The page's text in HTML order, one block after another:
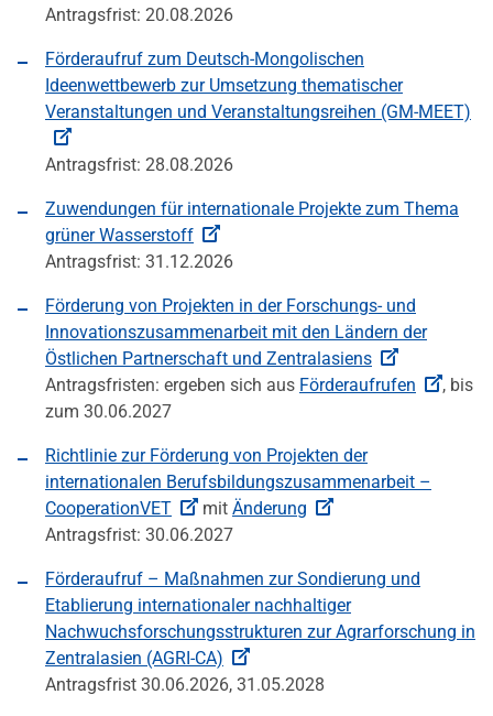
Antragsfrist: 20.08.2026
Förderaufruf zum Deutsch-Mongolischen
Ideenwettbewerb zur Umsetzung thematischer
Veranstaltungen und Veranstaltungsreihen (GM-MEET)
Antragsfrist: 28.08.2026
Zuwendungen für internationale Projekte zum Thema
grüner Wasserstoff
Antragsfrist: 31.12.2026
Förderung von Projekten in der Forschungs- und
Innovationszusammenarbeit mit den Ländern der
Östlichen Partnerschaft und Zentralasiens
Antragsfristen: ergeben sich aus Förderaufrufen
, bis
zum 30.06.2027
Richtlinie zur Förderung von Projekten der
internationalen Berufsbildungszusammenarbeit –
CooperationVET
mit Änderung
Antragsfrist: 30.06.2027
Förderaufruf – Maßnahmen zur Sondierung und
Etablierung internationaler nachhaltiger
Nachwuchsforschungsstrukturen zur Agrarforschung in
Zentralasien (AGRI-CA)
Antragsfrist 30.06.2026, 31.05.2028